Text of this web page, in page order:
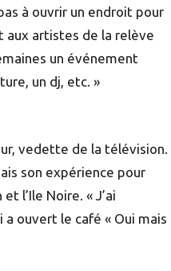
à ouvrir un endroit pour
aux artistes de la relève
un événement
un dj, etc. »
vedette de la télévision.
son expérience pour
l’Ile Noire. « J’ai
ouvert le café « Oui mais